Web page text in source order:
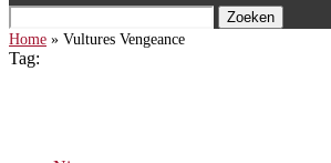
Zoeken
Home » Vultures Vengeance
Tag: